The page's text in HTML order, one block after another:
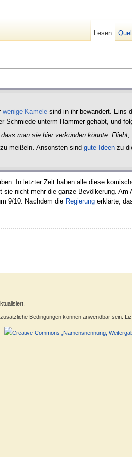
wenige Kamele sind in ihr bewandert. Eins
Schmiede unterm Hammer gehabt, und
man sie hier verkünden könnte. Flieht,
meißeln. Ansonsten sind gute Ideen zu
In letzter Zeit haben alle diese
nicht mehr die ganze Bevölkerung. Am
9/10. Nachdem die Regierung erklärte,
Lesen
Bedingungen können anwendbar sein.